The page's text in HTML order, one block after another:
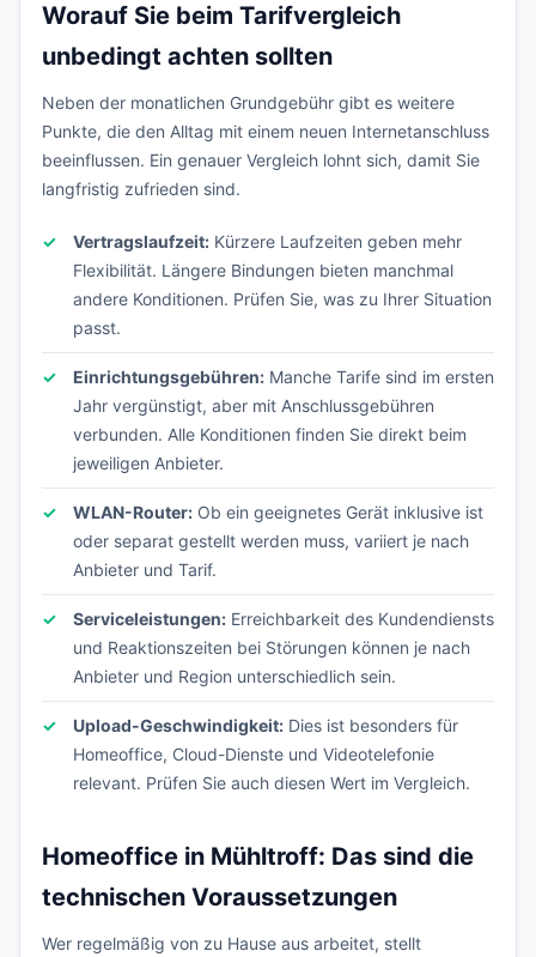
Worauf Sie beim Tarifvergleich
unbedingt achten sollten
Neben der monatlichen Grundgebühr gibt es weitere
Punkte, die den Alltag mit einem neuen Internetanschluss
beeinflussen. Ein genauer Vergleich lohnt sich, damit Sie
langfristig zufrieden sind.
Vertragslaufzeit: Kürzere Laufzeiten geben mehr
Flexibilität. Längere Bindungen bieten manchmal
andere Konditionen. Prüfen Sie, was zu Ihrer Situation
passt.
Einrichtungsgebühren: Manche Tarife sind im ersten
Jahr vergünstigt, aber mit Anschlussgebühren
verbunden. Alle Konditionen finden Sie direkt beim
jeweiligen Anbieter.
WLAN-Router: Ob ein geeignetes Gerät inklusive ist
oder separat gestellt werden muss, variiert je nach
Anbieter und Tarif.
Serviceleistungen: Erreichbarkeit des Kundendiensts
und Reaktionszeiten bei Störungen können je nach
Anbieter und Region unterschiedlich sein.
Upload-Geschwindigkeit: Dies ist besonders für
Homeoffice, Cloud-Dienste und Videotelefonie
relevant. Prüfen Sie auch diesen Wert im Vergleich.
Homeoffice in Mühltroff: Das sind die
technischen Voraussetzungen
Wer regelmäßig von zu Hause aus arbeitet, stellt